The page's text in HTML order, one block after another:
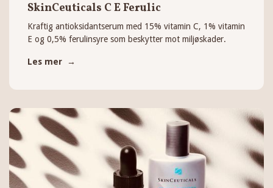
SkinCeuticals C E Ferulic
Kraftig antioksidantserum med 15% vitamin C, 1% vitamin
E og 0,5% ferulinsyre som beskytter mot miljøskader.
Les mer →